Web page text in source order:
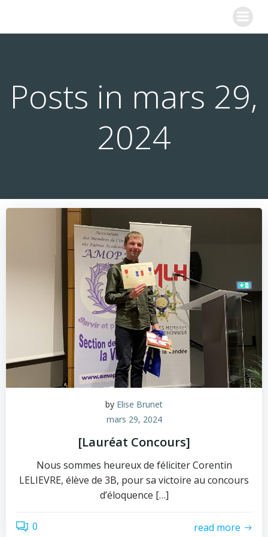
contenu
Posts in mars 29,
2024
by Elise Brunet
mars 29, 2024
[Lauréat Concours]
Nous sommes heureux de féliciter Corentin
LELIEVRE, élève de 3B, pour sa victoire au concours
d’éloquence […]
0 read more